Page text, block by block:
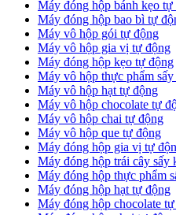
Máy đóng hộp bánh kẹo tự
Máy đóng hộp bao bì tự
Máy vô hộp gói tự động
Máy vô hộp gia vị tự động
Máy đóng hộp kẹo tự động
Máy vô hộp thực phẩm
Máy vô hộp hạt tự động
Máy vô hộp chocolate tự
Máy vô hộp chai tự động
Máy vô hộp que tự động
Máy đóng hộp gia vị tự
Máy đóng hộp trái cây sấy
Máy đóng hộp thực phẩm
Máy đóng hộp hạt tự động
Máy đóng hộp chocolate